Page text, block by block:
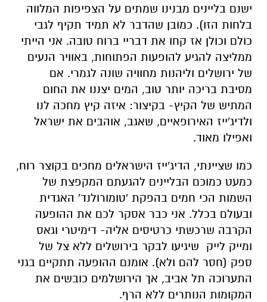
ישנם בליינים מבנינו שמתים על הצפיפות המלווה
בלחות הזו). כמובן שהדבר לא תמיד תקיף לגבי
כולם וכולן אז קחו את דבריי ברוח טובה. אני הייתי
ממליצה להגיע להופעות הפתוחות, באוויר הנעים
של ירושלים וליהנות מחוויה שונה לגמרי. אם
מסיבת בריכה יותר טוב, המים יצננו את החום
המתיש של הקיץ- בקיצור: איזה קיץ מחכה לנו
ולדיג'ייז האירופאיים, שאגב, אוהבים את ישראל
ואפילו מאוד.
כמו שציינתי, הדיג'ייז הישראלים מחכים בקוצר רוח,
כמעט כמוכם הבליינים להגעתם המקפצת של
השמות הכי חמים בהפקת 'טומורולנד' האגדית
ובעולם בכלל. אני כבר אסקר לכם את ההופעה
הקרבה שרכשתי כרטיסים אליה- דימיטרי וגאס
ומייק לייק שיגיעו לבקר בירושלים ללא צל של
ספק (חסר להם ולא). אומנם ההופעה תתקיים בגני
התערוכה תל אביב, אך הירושלמים כובשים את
המקומות הנותרים ללא הרף.